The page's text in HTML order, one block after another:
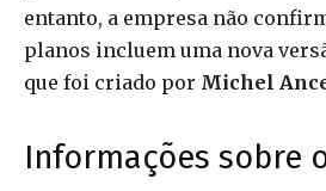
entanto, a empresa não
planos incluem uma nova
que foi criado por Michel
Informações sobre